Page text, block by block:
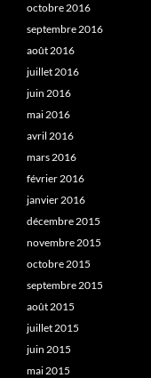
octobre 2016
septembre 2016
août 2016
juillet 2016
juin 2016
mai 2016
avril 2016
mars 2016
février 2016
janvier 2016
décembre 2015
novembre 2015
octobre 2015
septembre 2015
août 2015
juillet 2015
juin 2015
mai 2015